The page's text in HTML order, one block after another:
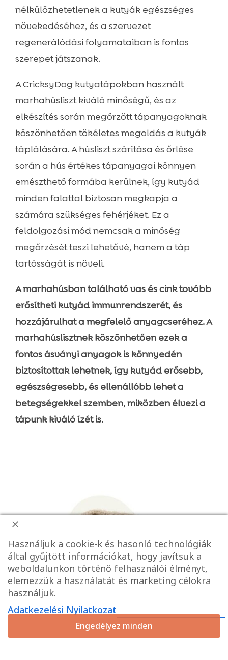
nélkülözhetetlenek a kutyák egészséges
növekedéséhez, és a szervezet
regenerálódási folyamataiban is fontos
szerepet játszanak.
A CricksyDog kutyatápokban használt
marhahúsliszt kiváló minőségű, és az
elkészítés során megőrzött tápanyagoknak
köszönhetően tökéletes megoldás a kutyák
táplálására. A húsliszt szárítása és őrlése
során a hús értékes tápanyagai könnyen
emészthető formába kerülnek, így kutyád
minden falattal biztosan megkapja a
számára szükséges fehérjéket. Ez a
feldolgozási mód nemcsak a minőség
megőrzését teszi lehetővé, hanem a táp
tartósságát is növeli.
A marhahúsban található vas és cink tovább
erősítheti kutyád immunrendszerét, és
hozzájárulhat a megfelelő anyagcseréhez. A
marhahúslisztnek köszönhetően ezek a
fontos ásványi anyagok is könnyedén
biztosítottak lehetnek, így kutyád erősebb,
egészségesebb, és ellenállóbb lehet a
betegségekkel szemben, miközben élvezi a
tápunk kiváló ízét is.
Használjuk a cookie-k és hasonló technológiák
által gyűjtött információkat, hogy javítsuk a
weboldalunkon történő felhasználói élményt,
elemezzük a használatát és marketing célokra
használjuk.
Adatkezelési Nyilatkozat
Engedélyez minden